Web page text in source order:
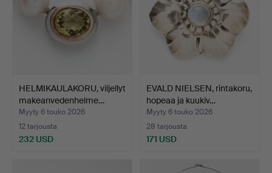
HELMIKAULAKORU, viljellyt
makeanvedenhelme…
Myyty 6 touko 2026
12 tarjousta
232 USD
EVALD NIELSEN, rintakoru,
hopeaa ja kuukiv…
Myyty 6 touko 2026
28 tarjousta
171 USD